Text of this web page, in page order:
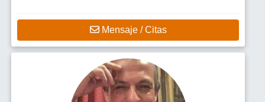
Mensaje / Citas